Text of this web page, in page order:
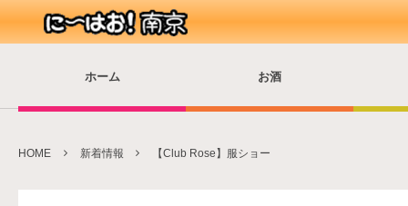
ホーム お酒
HOME 新着情報 【Club Rose】服ショー